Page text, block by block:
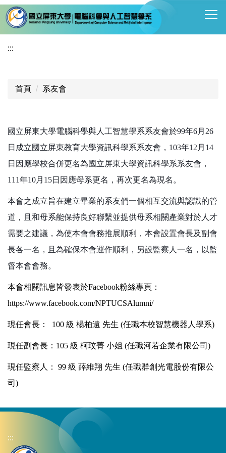
跳
到
:::
首頁 系友會
國立屏東大學電腦科學與人工智慧學系系友會於99年6月26
日成立國立屏東教育大學資訊科學系系友會 ， 103年12月14
日因應學校合併更名為國立屏東大學資訊科學系系友會，
111年10月15日因應母系更名，再次更名為現名。
本會之成立旨在建立畢業的系友們一個相互交流與認識的管
道，
且和母系能保持良好聯繫並提供母系相關產業對於人才
需要之建議， 為使本會會務推展順利，本會設置會長及副會
長各一名，且為確保本會運作順利，另設監察人一名，以監
督本會會務。
本會相關訊息皆發表於Facebook粉絲專頁：
https://www.facebook.com/NPTUCSAlumni/
現任會長： 100 級 楊柏遠 先生 (任職本校智慧機器人學系)
現任副會長：105 級 柯玟菁 小姐 (任職河若企業有限公司)
現任監察人： 99 級 薛維翔 先生 (任職群創光電股份有限公
司)
:::